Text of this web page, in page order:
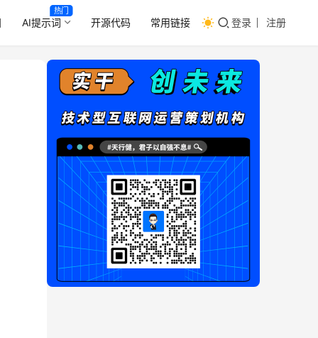
AI提示词
热门
开源代码 常用链接 登录 注册